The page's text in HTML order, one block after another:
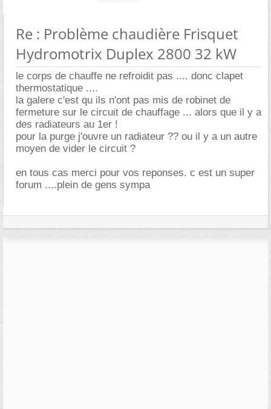
Re : Problème chaudière Frisquet
Hydromotrix Duplex 2800 32 kW
le corps de chauffe ne refroidit pas .... donc clapet
thermostatique ....
la galere c'est qu ils n'ont pas mis de robinet de
fermeture sur le circuit de chauffage ... alors que il y a
des radiateurs au 1er !
pour la purge j'ouvre un radiateur ?? ou il y a un autre
moyen de vider le circuit ?
en tous cas merci pour vos reponses. c est un super
forum ....plein de gens sympa